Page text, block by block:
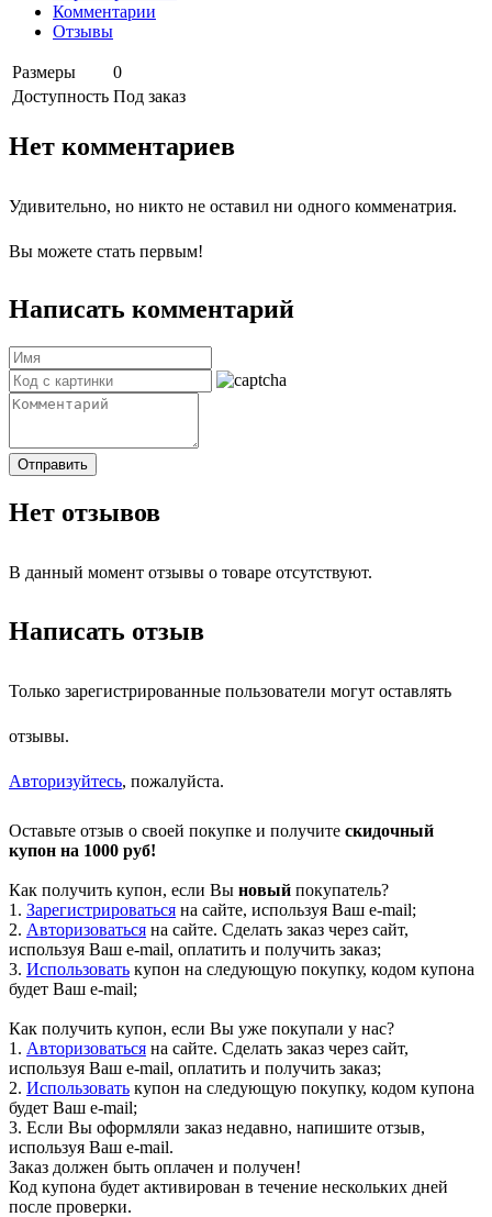
Комментарии
Отзывы
Размеры
0
Доступность Под заказ
Нет комментариев
Удивительно, но никто не оставил ни одного комменатрия.
Вы можете стать первым!
Написать комментарий
Отправить
Нет отзывов
В данный момент отзывы о товаре отсутствуют.
Написать отзыв
Только зарегистрированные пользователи могут оставлять
отзывы.
Авторизуйтесь, пожалуйста.
Оставьте отзыв о своей покупке и получите скидочный
купон на 1000 руб!
Как получить купон, если Вы новый покупатель?
1. Зарегистрироваться на сайте, используя Ваш e-mail;
2. Авторизоваться на сайте. Сделать заказ через сайт,
используя Ваш e-mail, оплатить и получить заказ;
3. Использовать купон на следующую покупку, кодом купона
будет Ваш e-mail;
Как получить купон, если Вы уже покупали у нас?
1. Авторизоваться на сайте. Сделать заказ через сайт,
используя Ваш e-mail, оплатить и получить заказ;
2. Использовать купон на следующую покупку, кодом купона
будет Ваш e-mail;
3. Если Вы оформляли заказ недавно, напишите отзыв,
используя Ваш e-mail.
Заказ должен быть оплачен и получен!
Код купона будет активирован в течение нескольких дней
после проверки.